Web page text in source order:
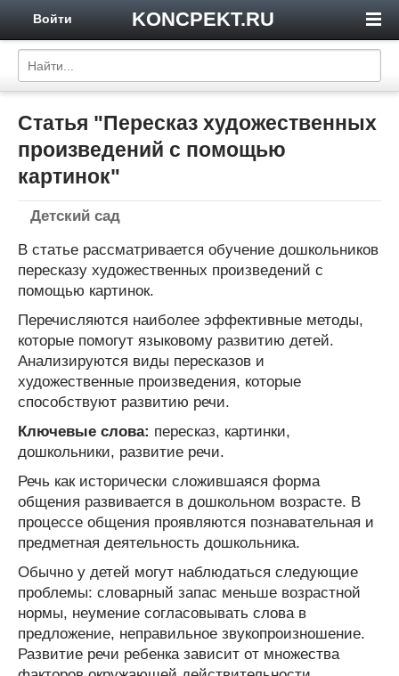
KONCPEKT.RU
Войти
Статья "Пересказ художественных
произведений с помощью
картинок"
Детский сад
В статье рассматривается обучение дошкольников
пересказу художественных произведений с
помощью картинок.
Перечисляются наиболее эффективные методы,
которые помогут языковому развитию детей.
Анализируются виды пересказов и
художественные произведения, которые
способствуют развитию речи.
Ключевые слова: пересказ, картинки,
дошкольники, развитие речи.
Речь как исторически сложившаяся форма
общения развивается в дошкольном возрасте. В
процессе общения проявляются познавательная и
предметная деятельность дошкольника.
Обычно у детей могут наблюдаться следующие
проблемы: словарный запас меньше возрастной
нормы, неумение согласовывать слова в
предложение, неправильное звукопроизношение.
Развитие речи ребенка зависит от множества